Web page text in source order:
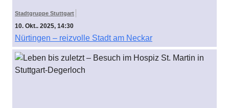
Stadtgruppe Stuttgart
10. Okt.. 2025, 14:30
Nürtingen – reizvolle Stadt am Neckar